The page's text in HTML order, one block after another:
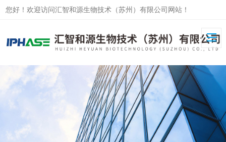
您好！欢迎访问汇智和源生物技术（苏州）有限公司网站！